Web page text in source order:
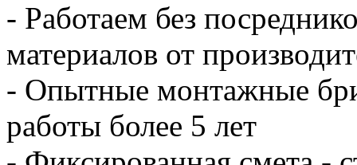
- Работаем без
материалов от
- Опытные монтажные
работы более 5 лет